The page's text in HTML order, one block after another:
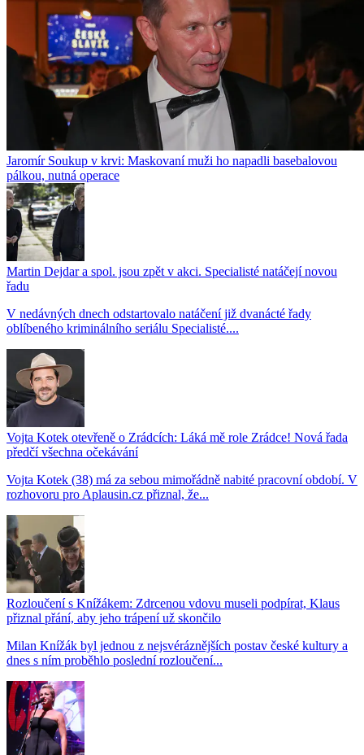
Jaromír Soukup v krvi: Maskovaní muži ho napadli basebalovou
pálkou, nutná operace
Martin Dejdar a spol. jsou zpět v akci. Specialisté natáčejí novou
řadu
V nedávných dnech odstartovalo natáčení již dvanácté řady
oblíbeného kriminálního seriálu Specialisté....
Vojta Kotek otevřeně o Zrádcích: Láká mě role Zrádce! Nová řada
předčí všechna očekávání
Vojta Kotek (38) má za sebou mimořádně nabité pracovní období. V
rozhovoru pro Aplausin.cz přiznal, že...
Rozloučení s Knížákem: Zdrcenou vdovu museli podpírat, Klaus
přiznal přání, aby jeho trápení už skončilo
Milan Knížák byl jednou z nejsvéráznějších postav české kultury a
dnes s ním proběhlo poslední rozloučení...